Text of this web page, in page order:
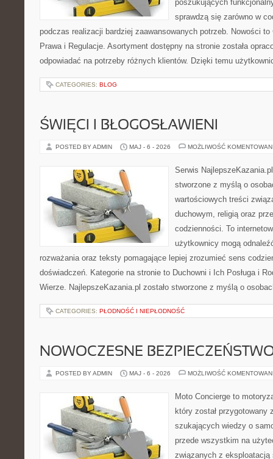
poszukujących
sprawdzą się zarówno w
podczas realizacji bardziej zaawansowanych potrzeb. Nowości
Prawa i Regulacje. Asortyment dostępny na stronie została
odpowiadać na potrzeby różnych klientów. Dzięki temu
CATEGORIES: BLOG
ŚWIĘCI I BŁOGOSŁAWIENI
POSTED BY ADMIN MAJ - 6 - 2026 MOŻLIWOŚĆ
Serwis
stworzone z myślą o
wartościowych treści
duchowym, religią oraz
codzienności. To
użytkownicy mogą
rozważania oraz teksty pomagające lepiej zrozumieć sens
doświadczeń. Kategorie na stronie to Duchowni i Ich Posługa i
Wierze. NajlepszeKazania.pl zostało stworzone z myślą o
CATEGORIES: PŁODNOŚĆ I NIEPŁODNOŚĆ
NOWOCZESNE
POSTED BY ADMIN MAJ - 6 - 2026 MOŻLIWOŚĆ
Moto Concierge to
który został przygotowany
szukających wiedzy o
przede wszystkim na
związanych z eksploatacją